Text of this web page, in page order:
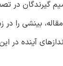
گیرندگان در